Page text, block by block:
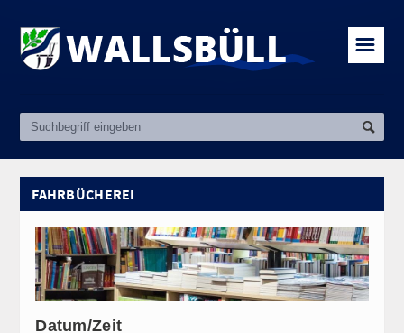
☰
FAHRBÜCHEREI
Datum/Zeit